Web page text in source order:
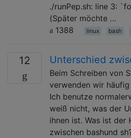
./runPep.sh: line 3:
(Später möchte …
1388
linux bash
12 Unterschied
Beim Schreiben von
verwenden wir
Ich benutze
weiß nicht, was der
ihnen ist. Was ist der
zwischen bashund